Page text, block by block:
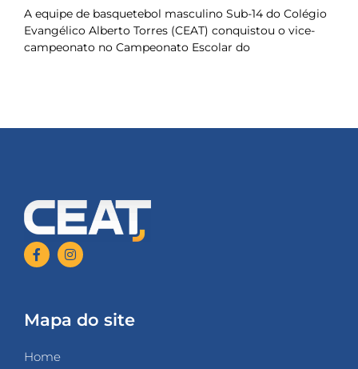
A equipe de basquetebol masculino Sub-14 do Colégio
Evangélico Alberto Torres (CEAT) conquistou o vice-
campeonato no Campeonato Escolar do
Mapa do site
Home